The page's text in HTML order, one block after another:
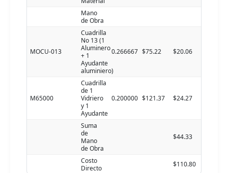
Mano
de Obra
MOCU-013
Cuadrilla
No 13 (1
Aluminero
+ 1
Ayudante
aluminiero)
0.266667 $75.22 $20.06
M65000
Cuadrilla
de 1
Vidriero
y 1
Ayudante
0.200000 $121.37 $24.27
Suma
de
Mano
de Obra
$44.33
Costo
Directo
$110.80